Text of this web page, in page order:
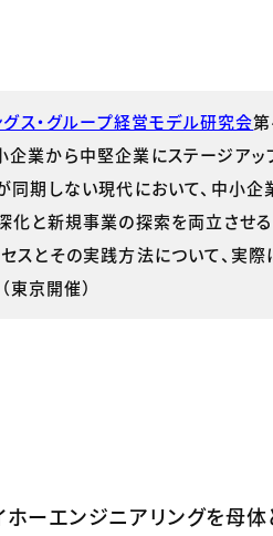
ス・グループ経営モデル研究会
業から中堅企業にステージアッ
期しない現代において、中小
化と新規事業の探索を両立させ
スとその実践方法について、実
京開催）
ーエンジニアリングを母